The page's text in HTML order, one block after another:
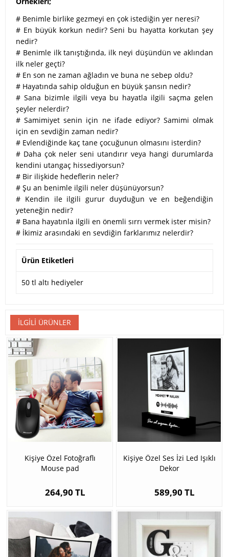
# Benimle birlike gezmeyi en çok istediğin yer neresi?
# En büyük korkun nedir? Seni bu hayatta korkutan şey
nedir?
# Benimle ilk tanıştığında, ilk neyi düşündün ve aklından
ilk neler geçti?
# En son ne zaman ağladın ve buna ne sebep oldu?
# Hayatında sahip olduğun en büyük şansın nedir?
# Sana bizimle ilgili veya bu hayatla ilgili saçma gelen
şeyler nelerdir?
#Samimiyet senin için ne ifade ediyor? Samimi olmak
için en sevdiğin zaman nedir?
# Evlendiğinde kaç tane çocuğunun olmasını isterdin?
# Daha çok neler seni utandırır veya hangi durumlarda
kendini utangaç hissediyorsun?
# Bir ilişkide hedeflerin neler?
# Şu an benimle ilgili neler düşünüyorsun?
# Kendin ile ilgili gurur duyduğun ve en beğendiğin
yeteneğin nedir?
# Bana hayatınla ilgili en önemli sırrı vermek ister misin?
# İkimiz arasındaki en sevdiğin farklarımız nelerdir?
Ürün Etiketleri
50 tl altı hediyeler
İLGILI ÜRÜNLER
Kişiye Özel Fotoğraflı
Mouse pad
264,90 TL
Kişiye Özel Ses İzi Led Işıklı
Dekor
589,90 TL